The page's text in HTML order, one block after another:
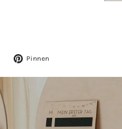
Auf
Pinnen